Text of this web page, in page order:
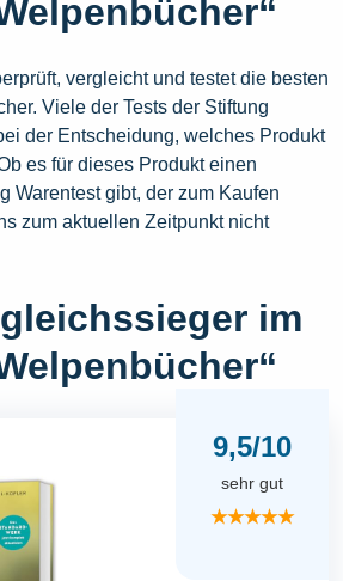
vergleicht und testet die besten
Viele der Tests der Stiftung
der Entscheidung, welches Produkt
es für dieses Produkt einen
Warentest gibt, der zum Kaufen
zum aktuellen Zeitpunkt nicht
im
9,5/10
sehr gut
★★★★★